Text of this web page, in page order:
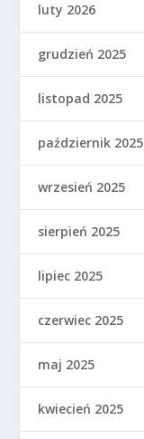
luty 2026
grudzień 2025
listopad 2025
październik 2025
wrzesień 2025
sierpień 2025
lipiec 2025
czerwiec 2025
maj 2025
kwiecień 2025